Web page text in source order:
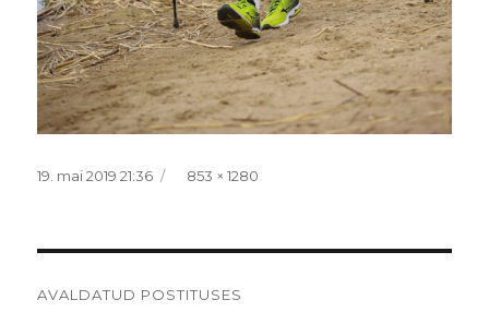
Postitatud
19. mai 2019 21:36 Täissuurus
853 × 1280
AVALDATUD POSTITUSES